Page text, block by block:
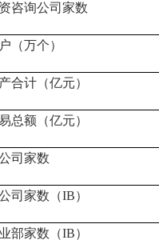
咨询公司家数
（万个）
合计 （亿元）
总额 （亿元）
司家数
司家数（IB）
部家数（IB）